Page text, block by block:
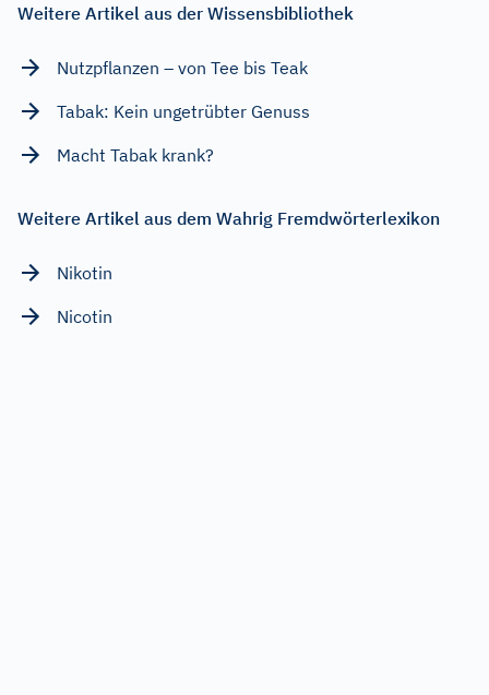
Weitere Artikel aus der Wissensbibliothek
Nutzpflanzen – von Tee bis Teak
Tabak: Kein ungetrübter Genuss
Macht Tabak krank?
Weitere Artikel aus dem Wahrig Fremdwörterlexikon
Nikotin
Nicotin